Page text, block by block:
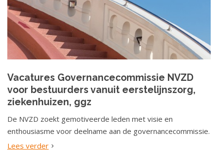
Vacatures Governancecommissie NVZD
voor bestuurders vanuit eerstelijnszorg,
ziekenhuizen, ggz
De NVZD zoekt gemotiveerde leden met visie en
enthousiasme voor deelname aan de governancecommissie.
Lees verder